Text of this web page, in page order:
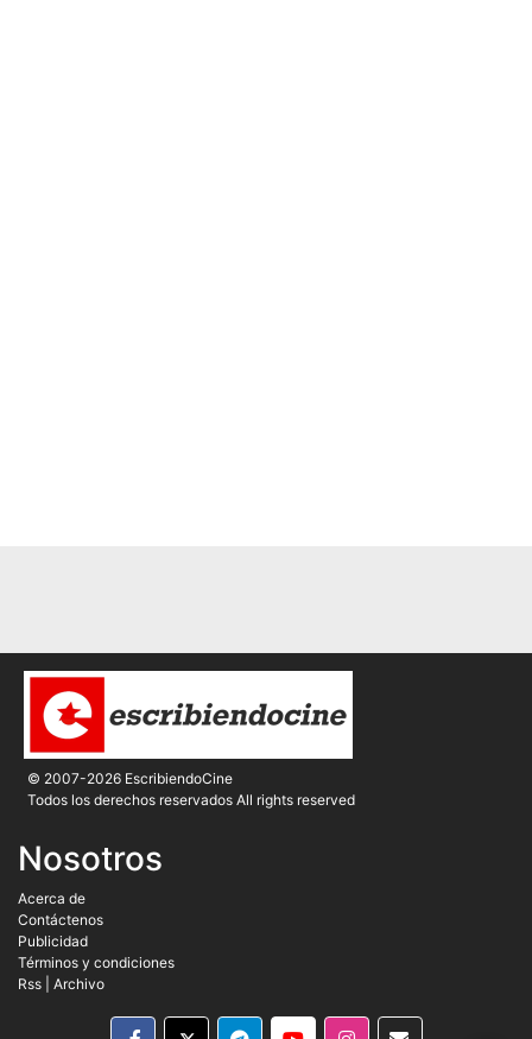
© 2007-2026 EscribiendoCine
Todos los derechos reservados All rights reserved
Nosotros
Acerca de
Contáctenos
Publicidad
Términos y condiciones
Rss
Archivo